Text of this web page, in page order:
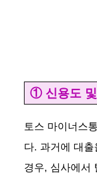
① 신용도
토스 마이너스
다. 과거에 대
경우, 심사에서